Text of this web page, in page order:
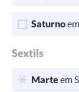
Saturno
Sextils
Marteem